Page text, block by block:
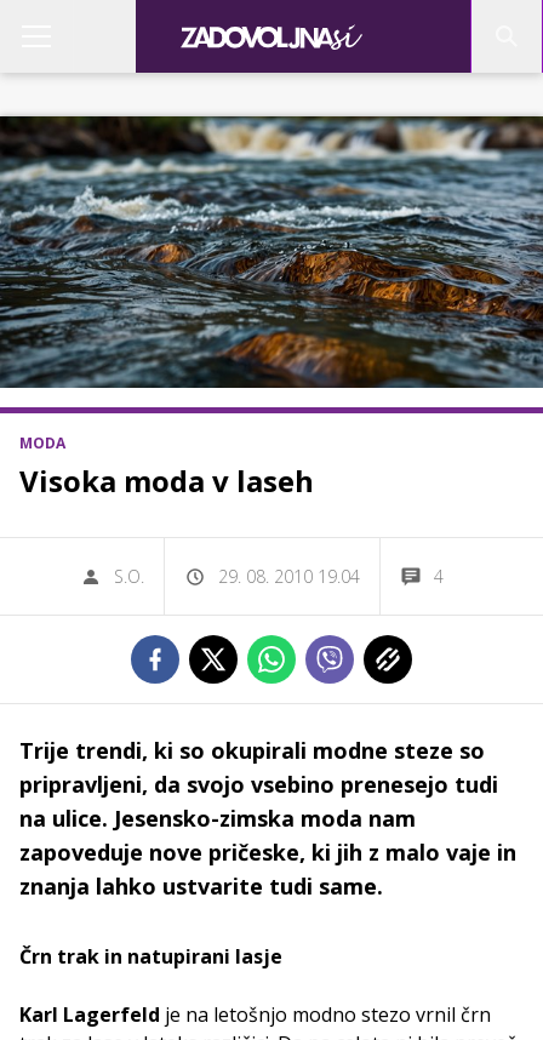
MODA
Visoka moda v laseh
S.O. 29. 08. 2010 19.04 4
Trije trendi, ki so okupirali modne steze so
pripravljeni, da svojo vsebino prenesejo tudi
na ulice. Jesensko-zimska moda nam
zapoveduje nove pričeske, ki jih z malo vaje in
znanja lahko ustvarite tudi same.
Črn trak in natupirani lasje
Karl Lagerfeld je na letošnjo modno stezo vrnil črn